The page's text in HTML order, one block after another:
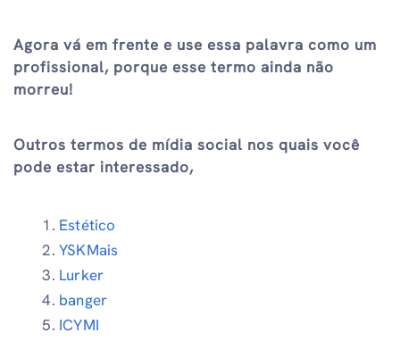
Agora vá em frente e use essa palavra como um
profissional, porque esse termo ainda não
morreu!
Outros termos de mídia social nos quais você
pode estar interessado,
Estético
YSKMais
Lurker
banger
ICYMI